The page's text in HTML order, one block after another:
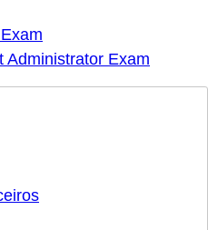
Administrator Exam